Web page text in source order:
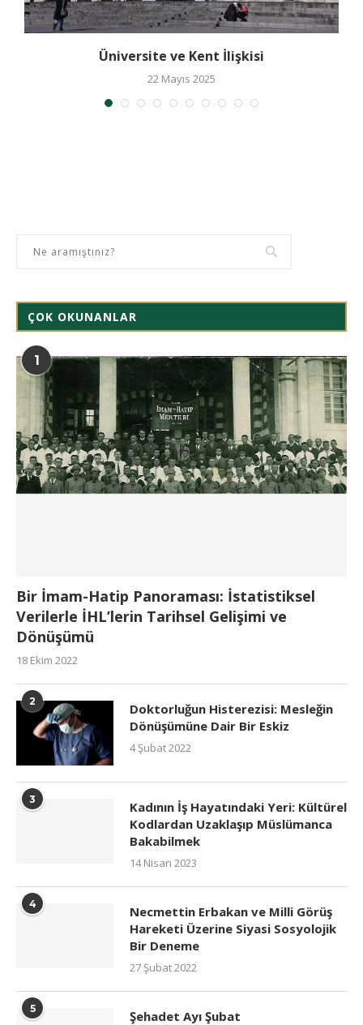
Üniversite ve Kent İlişkisi
22 Mayıs 2025
ÇOK OKUNANLAR
1
Bir İmam-Hatip Panoraması: İstatistiksel
Verilerle İHL’lerin Tarihsel Gelişimi ve
Dönüşümü
18 Ekim 2022
2
Doktorluğun Histerezisi: Mesleğin
Dönüşümüne Dair Bir Eskiz
4 Şubat 2022
3
Kadının İş Hayatındaki Yeri: Kültürel
Kodlardan Uzaklaşıp Müslümanca
Bakabilmek
14 Nisan 2023
4
Necmettin Erbakan ve Milli Görüş
Hareketi Üzerine Siyasi Sosyolojik
Bir Deneme
27 Şubat 2022
5 Şehadet Ayı Şubat